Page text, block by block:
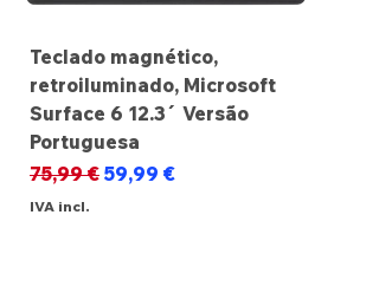
Teclado magnético,
retroiluminado, Microsoft
Surface 6 12.3´ Versão
Portuguesa
Preço normal
75,99 € Preço promocional
59,99 €
IVA incl.